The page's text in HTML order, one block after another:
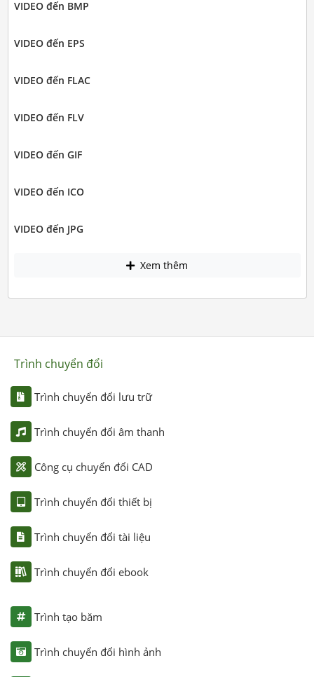
VIDEO đến BMP
VIDEO đến EPS
VIDEO đến FLAC
VIDEO đến FLV
VIDEO đến GIF
VIDEO đến ICO
VIDEO đến JPG
Xem thêm
Trình chuyển đổi
Trình chuyển đổi lưu trữ
Trình chuyển đổi âm thanh
Công cụ chuyển đổi CAD
Trình chuyển đổi thiết bị
Trình chuyển đổi tài liệu
Trình chuyển đổi ebook
Trình tạo băm
Trình chuyển đổi hình ảnh